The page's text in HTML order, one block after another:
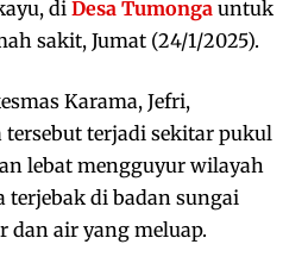
di Desa Tumonga untuk
sakit, Jumat (24/1/2025).
Karama, Jefri,
terjadi sekitar pukul
lebat mengguyur wilayah
terjebak di badan sungai
air yang meluap.